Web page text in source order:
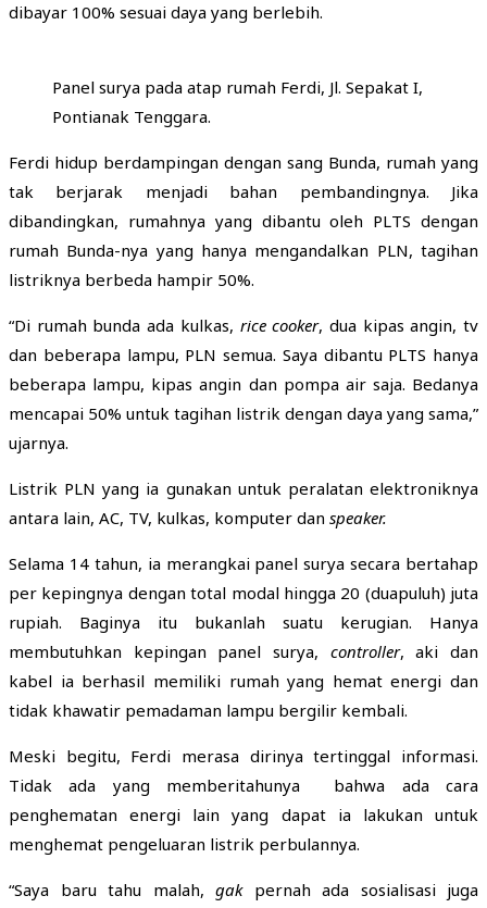
dibayar 100% sesuai daya yang berlebih.
Panel surya pada atap rumah Ferdi, Jl. Sepakat I,
Pontianak Tenggara.
Ferdi hidup berdampingan dengan sang Bunda, rumah yang
tak berjarak menjadi bahan pembandingnya. Jika
dibandingkan, rumahnya yang dibantu oleh PLTS dengan
rumah Bunda-nya yang hanya mengandalkan PLN, tagihan
listriknya berbeda hampir 50%.
“Di rumah bunda ada kulkas, rice cooker, dua kipas angin, tv
dan beberapa lampu, PLN semua. Saya dibantu PLTS hanya
beberapa lampu, kipas angin dan pompa air saja. Bedanya
mencapai 50% untuk tagihan listrik dengan daya yang sama,”
ujarnya.
Listrik PLN yang ia gunakan untuk peralatan elektroniknya
antara lain, AC, TV, kulkas, komputer dan speaker.
Selama 14 tahun, ia merangkai panel surya secara bertahap
per kepingnya dengan total modal hingga 20 (duapuluh) juta
rupiah. Baginya itu bukanlah suatu kerugian. Hanya
membutuhkan kepingan panel surya, controller, aki dan
kabel ia berhasil memiliki rumah yang hemat energi dan
tidak khawatir pemadaman lampu bergilir kembali.
Meski begitu, Ferdi merasa dirinya tertinggal informasi.
Tidak ada yang memberitahunya bahwa ada cara
penghematan energi lain yang dapat ia lakukan untuk
menghemat pengeluaran listrik perbulannya.
“Saya baru tahu malah, gakpernah ada sosialisasi juga